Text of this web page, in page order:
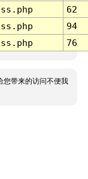
62
94
76
您带来的访问不便我